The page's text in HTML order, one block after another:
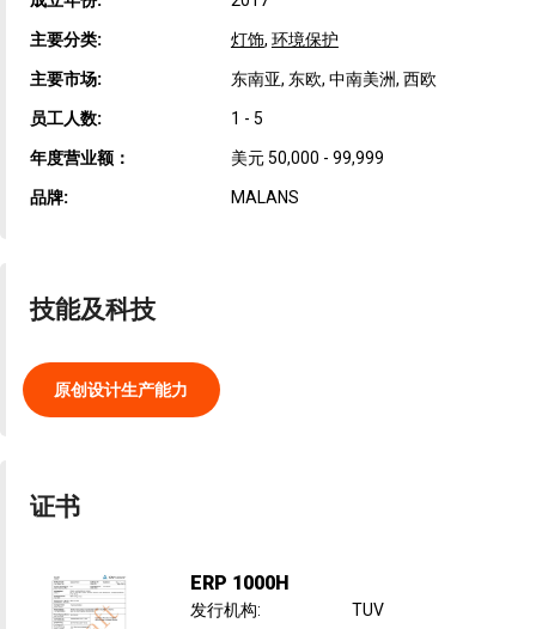
主要分类: 灯饰, 环境保护
主要市场: 东南亚, 东欧, 中南美洲, 西欧
员工人数: 1 - 5
年度营业额： 美元 50,000 - 99,999
品牌: MALANS
技能及科技
原创设计生产能力
证书
ERP 1000H
发行机构:
TUV